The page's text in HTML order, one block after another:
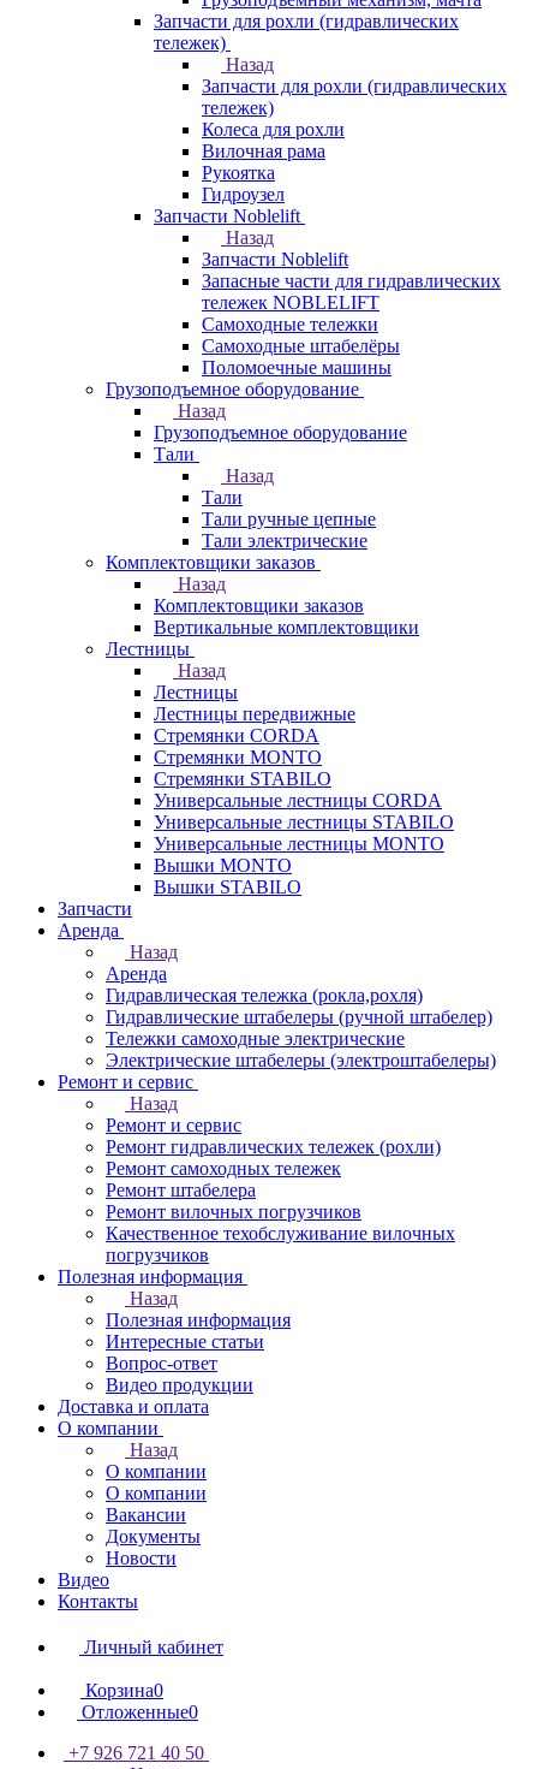
Запчасти для рохли (гидравлических
тележек)
Назад
Запчасти для рохли (гидравлических
тележек)
Колеса для рохли
Вилочная рама
Рукоятка
Гидроузел
Запчасти Noblelift
Назад
Запчасти Noblelift
Запасные части для гидравлических
тележек NOBLELIFT
Самоходные тележки
Самоходные штабелёры
Поломоечные машины
Грузоподъемное оборудование
Назад
Грузоподъемное оборудование
Тали
Назад
Тали
Тали ручные цепные
Тали электрические
Комплектовщики заказов
Назад
Комплектовщики заказов
Вертикальные комплектовщики
Лестницы
Назад
Лестницы
Лестницы передвижные
Стремянки CORDA
Стремянки MONTO
Стремянки STABILO
Универсальные лестницы CORDA
Универсальные лестницы STABILO
Универсальные лестницы MONTO
Вышки MONTO
Вышки STABILO
Запчасти
Аренда
Назад
Аренда
Гидравлическая тележка (рокла,рохля)
Гидравлические штабелеры (ручной штабелер)
Тележки самоходные электрические
Электрические штабелеры (электроштабелеры)
Ремонт и сервис
Назад
Ремонт и сервис
Ремонт гидравлических тележек (рохли)
Ремонт самоходных тележек
Ремонт штабелера
Ремонт вилочных погрузчиков
Качественное техобслуживание вилочных
погрузчиков
Полезная информация
Назад
Полезная информация
Интересные статьи
Вопрос-ответ
Видео продукции
Доставка и оплата
О компании
Назад
О компании
О компании
Вакансии
Документы
Новости
Видео
Контакты
Личный кабинет
Корзина0
Отложенные0
+7 926 721 40 50